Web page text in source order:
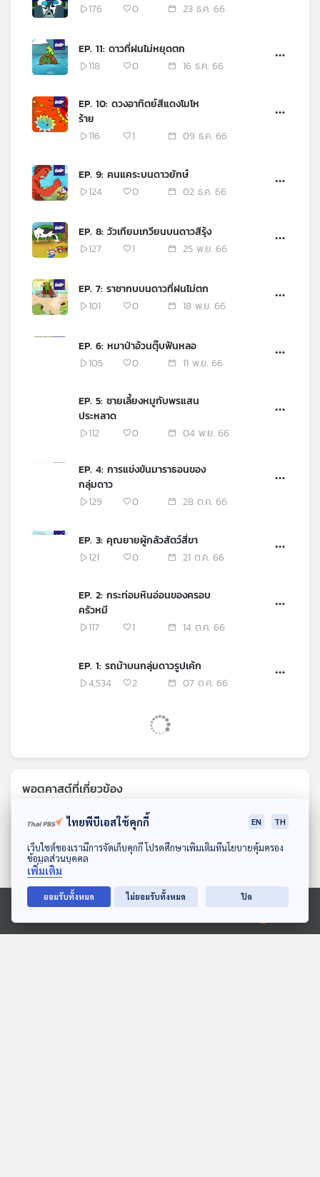
แผนที่
เครือ
ดาวน์โหลด Thai PBS Podcast Application
Ⓒ 2020 องค์การกระจายเสียงและแพร่ภาพสาธารณะแห่งประเทศไทย
176
0 23 ธ.ค. 66
EP. 11: ดาวที่ฝนไม่หยุดตก
118
0 16 ธ.ค. 66
EP. 10: ดวงอาทิตย์สีแดงโมโห
ร้าย
116
1 09 ธ.ค. 66
EP. 9: คนแคระบนดาวยักษ์
124
0 02 ธ.ค. 66
EP. 8: วัวเทียมเกวียนบนดาวสีรุ้ง
127
1 25 พ.ย. 66
EP. 7: ราชากบบนดาวที่ฝนไม่ตก
101
0 18 พ.ย. 66
EP. 6: หมาป่าอ้วนตุ๊บฟันหลอ
105
0 11 พ.ย. 66
EP. 5: ชายเลี้ยงหมูกับพรแสน
ประหลาด
112
0 04 พ.ย. 66
EP. 4: การแข่งขันมาราธอนของ
กลุ่มดาว
129
0 28 ต.ค. 66
EP. 3: คุณยายผู้กลัวสัตว์สี่ขา
121
0 21 ต.ค. 66
EP. 2: กระท่อมหินอ่อนของครอบ
ครัวหมี
117
1 14 ต.ค. 66
EP. 1: รถม้าบนกลุ่มดาวรูปเค้ก
4,534
2 07 ต.ค. 66
พอตคาสต์ที่เกี่ยวข้อง
ไทยพีบีเอสใช้คุกกี้ EN TH
เว็บไซต์ของเรามีการจัดเก็บคุกกี้ โปรดศึกษาเพิ่มเติมที่นโยบายคุ้มครอง
ข้อมูลส่วนบุคคล
เพิ่มเติม
ยอมรับทั้งหมด ไม่ยอมรับทั้งหมด ปิด